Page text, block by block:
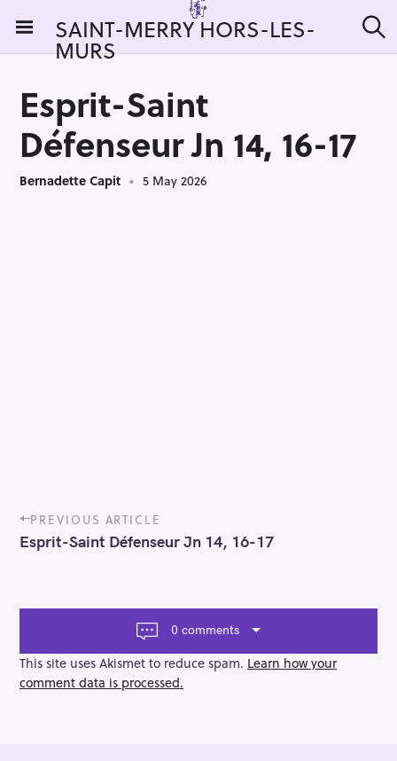
i
SAINT-MERRY HORS-LES-
MURS e
Esprit-Saint
Défenseur Jn 14, 16-17
Bernadette Capit 5 May 2026
P
o
s
a
g
a
t
PREVIOUS ARTICLE
Esprit-Saint Défenseur Jn 14, 16-17
0 comments
This site uses Akismet to reduce spam. Learn how your
comment data is processed.